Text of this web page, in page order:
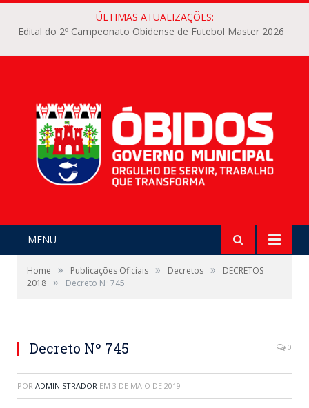
ÚLTIMAS ATUALIZAÇÕES:
Edital do 2º Campeonato Obidense de Futebol Master 2026
MENU
Home » Publicações Oficiais » Decretos »
DECRETOS
2018 » Decreto Nº 745
Decreto Nº 745 0
POR ADMINISTRADOR EM 3 DE MAIO DE 2019